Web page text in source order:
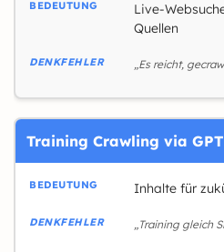
Live-
Quellen
„Es reicht,
Training Crawling via
Inhalte für
„Training gleich